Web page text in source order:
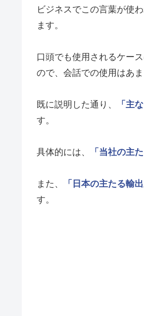
ビジネスでこの言葉が使
ます。
口頭でも使用されるケー
ので、会話での使用はあ
既に説明した通り、 「主
す。
具体的には、 「当社の主
また、 「日本の主たる輸
す。